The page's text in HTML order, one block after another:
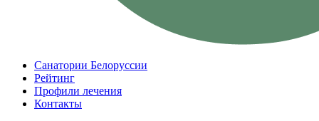
Санатории Белоруссии
Рейтинг
Профили лечения
Контакты